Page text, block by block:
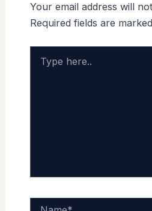
Your email address will
Required fields are marked
here..